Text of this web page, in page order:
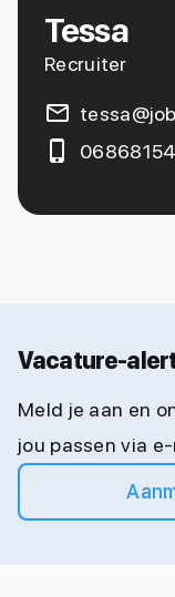
Tessa
Recruiter
Vacature-
Meld je aan en
jou passen via